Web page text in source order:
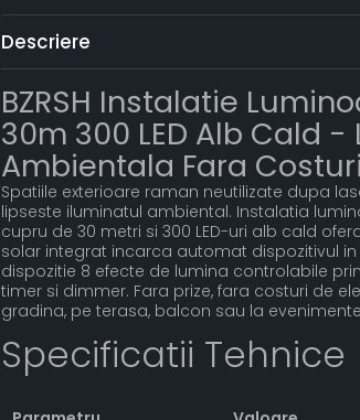
Descriere
BZRSH Instalatie
30m 300 LED Alb Cald -
Ambientala Fara
Spatiile exterioare raman neutilizate dupa
lipseste iluminatul ambiental. Instalatia
cupru de 30 metri si 300 LED-uri alb cald
solar integrat incarca automat dispozitivul in
dispozitie 8 efecte de lumina controlabile
timer si dimmer. Fara prize, fara costuri de
gradina, pe terasa, balcon sau la
Specificatii Tehnice